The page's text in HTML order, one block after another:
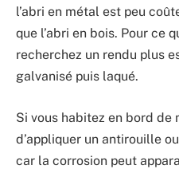
l’abri en métal est peu
que l’abri en bois. Pour ce
recherchez un rendu plus
galvanisé puis laqué.
Si vous habitez en bord de
d’appliquer un antirouille
car la corrosion peut